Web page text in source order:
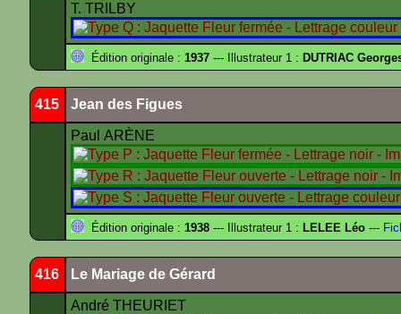
T. TRILBY
Édition originale : 1937 --- Illustrateur 1 : DUTRIAC
415 Jean des Figues
Paul ARÈNE
Édition originale : 1938 --- Illustrateur 1 : LELEE Léo ---
416 Le Mariage de Gérard
André THEURIET